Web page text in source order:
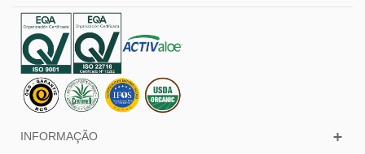
INFORMAÇÃO